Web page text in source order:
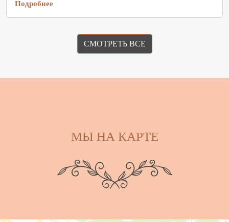
Подробнее
СМОТРЕТЬ ВСЕ
МЫ НА КАРТЕ